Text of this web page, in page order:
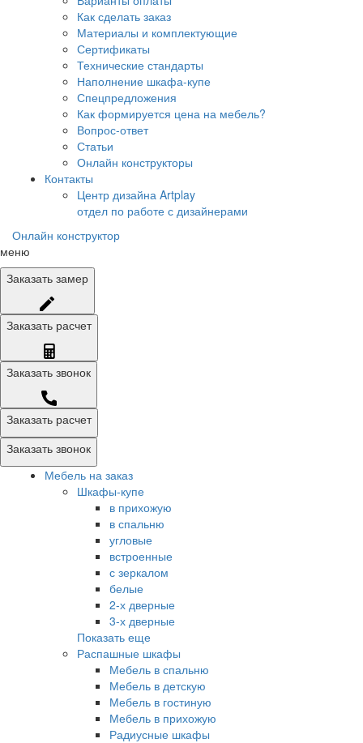
Как сделать заказ
Материалы и комплектующие
Сертификаты
Технические стандарты
Наполнение шкафа-купе
Спецпредложения
Как формируется цена на мебель?
Вопрос-ответ
Статьи
Онлайн конструкторы
Контакты
Центр дизайна Artplay
отдел по работе с дизайнерами
Онлайн конструктор
меню
Заказать замер
Заказать расчет
Заказать звонок
Заказать расчет
Заказать звонок
Мебель на заказ
Шкафы-купе
в прихожую
в спальню
угловые
встроенные
с зеркалом
белые
2-х дверные
3-х дверные
Показать еще
Распашные шкафы
Мебель в спальню
Мебель в детскую
Мебель в гостиную
Мебель в прихожую
Радиусные шкафы